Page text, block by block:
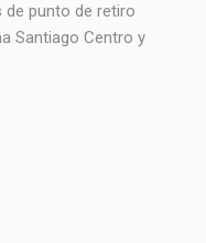
de punto de retiro
Santiago Centro y